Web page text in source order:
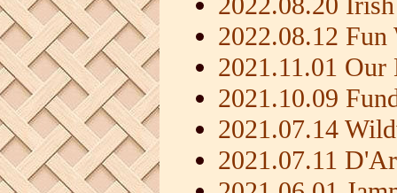
2022.08.12 Fun
2021.11.01 Our
2021.10.09
2021.07.14
2021.07.11